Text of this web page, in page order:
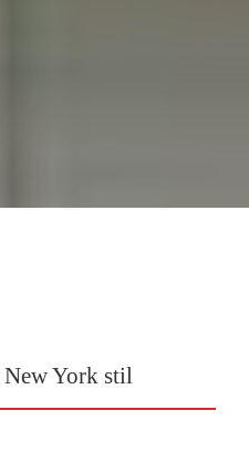
New York stil